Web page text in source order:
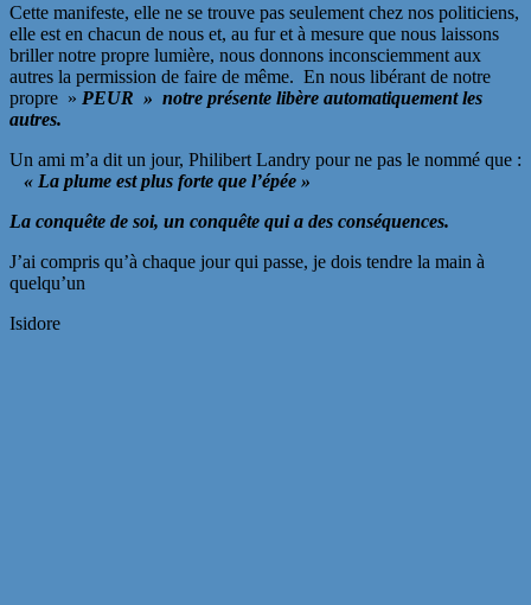
Cette manifeste, elle ne se trouve pas seulement chez nos politiciens,
elle est en chacun de nous et, au fur et à mesure que nous laissons
briller notre propre lumière, nous donnons inconsciemment aux
autres la permission de faire de même. En nous libérant de notre
propre » PEUR » notre présente libère automatiquement les
autres.
Un ami m’a dit un jour, Philibert Landry pour ne pas le nommé que :
« La plume est plus forte que l’épée »
La conquête de soi, un conquête qui a des conséquences.
J’ai compris qu’à chaque jour qui passe, je dois tendre la main à
quelqu’un
Isidore